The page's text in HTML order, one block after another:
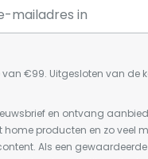
€99. Uitgesloten van de
en ontvang
home producten en zo veel
Als een